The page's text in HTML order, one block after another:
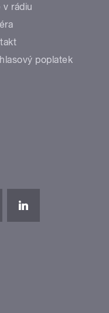
v rádiu
poplatek